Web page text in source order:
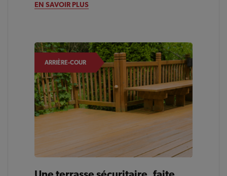
EN SAVOIR PLUS
ARRIÈRE-COUR